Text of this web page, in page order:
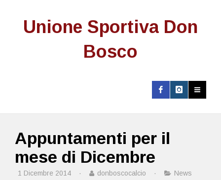
Unione Sportiva Don
Bosco
Appuntamenti per il
mese di Dicembre
1 Dicembre 2014 · donboscocalcio · News